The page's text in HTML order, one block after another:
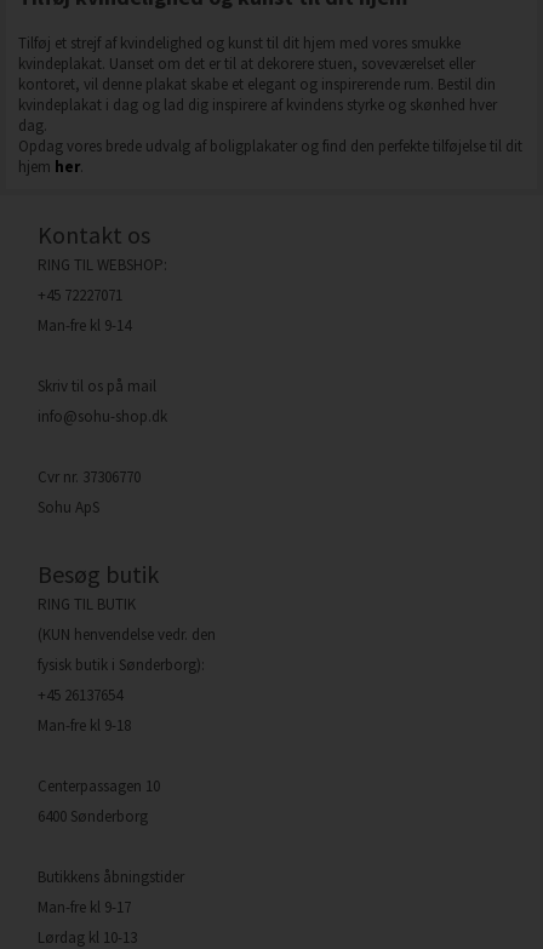
Tilføj et strejf af kvindelighed og kunst til dit hjem med vores smukke
kvindeplakat. Uanset om det er til at dekorere stuen, soveværelset eller
kontoret, vil denne plakat skabe et elegant og inspirerende rum. Bestil din
kvindeplakat i dag og lad dig inspirere af kvindens styrke og skønhed hver
dag.
Opdag vores brede udvalg af boligplakater og find den perfekte tilføjelse til dit
hjem her.
Kontakt os
RING TIL WEBSHOP:
+45 72227071
Man-fre kl 9-14
Skriv til os på mail
info@sohu-shop.dk
Cvr nr. 37306770
Sohu ApS
Besøg butik
RING TIL BUTIK
(KUN henvendelse vedr. den
fysisk butik i Sønderborg):
+45 26137654
Man-fre kl 9-18
Centerpassagen 10
6400 Sønderborg
Butikkens åbningstider
Man-fre kl 9-17
Lørdag kl 10-13